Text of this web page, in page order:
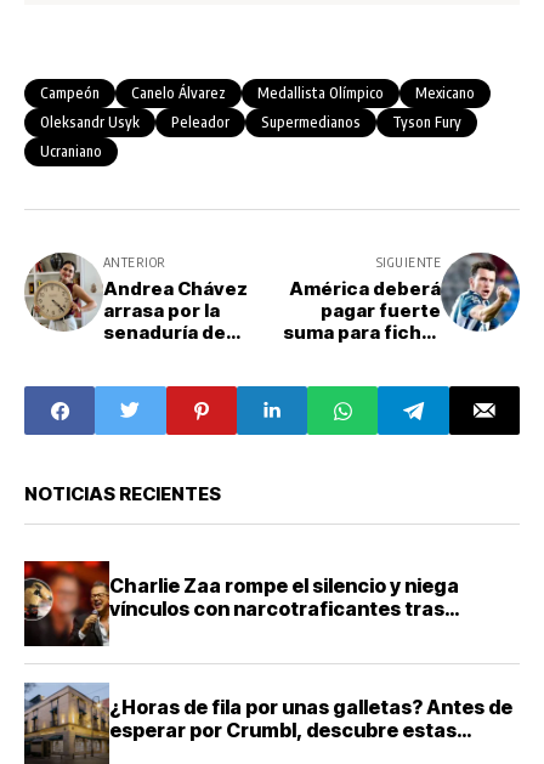
Campeón Canelo Álvarez Medallista Olímpico
Mexicano
Oleksandr Usyk
Peleador Supermedianos
Tyson Fury
Ucraniano
ANTERIOR
Andrea Chávez
arrasa por la
senaduría de
SIGUIENTE
América deberá
pagar fuerte
suma para fichar
NOTICIAS RECIENTES
Charlie Zaa rompe el silencio y niega
vínculos con narcotraficantes tras
¿Horas de fila por unas galletas? Antes de
esperar por Crumbl, descubre estas